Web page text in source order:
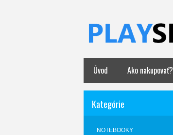
Úvod Ako nakupovať?
Kategórie
NOTEBOOKY